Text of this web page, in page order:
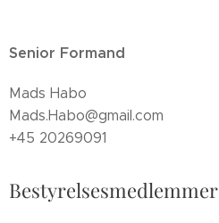
Senior Formand
Mads Habo
Mads.Habo@gmail.com
+45 20269091
Bestyrelsesmedlemmer